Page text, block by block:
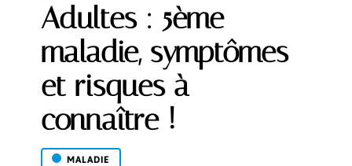
Adultes : 5ème
maladie, symptômes
et risques à
connaître !
MALADIE